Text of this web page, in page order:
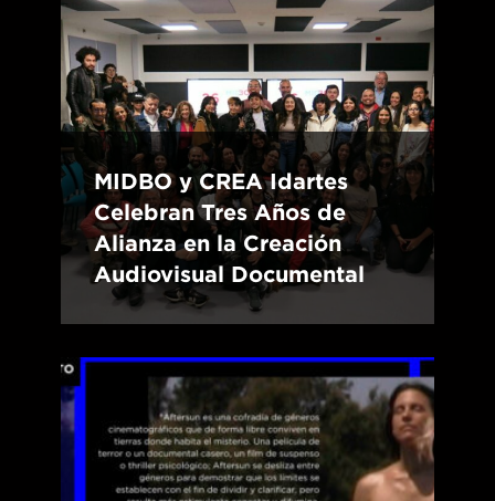
MIDBO y CREA Idartes
Celebran Tres Años de
Alianza en la Creación
Audiovisual Documental